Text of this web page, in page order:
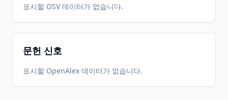
표시할 OSV 데이터가 없습니다.
문헌 신호
표시할 OpenAlex 데이터가 없습니다.